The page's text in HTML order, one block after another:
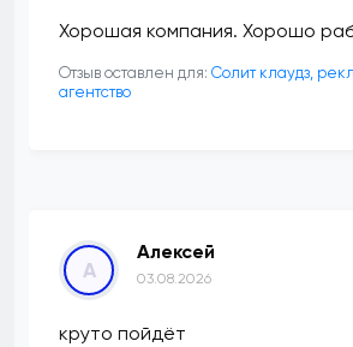
Хорошая компания. Хорошо
Отзыв оставлен для: Солит клаудз,
агентство
А
Алексей
03.08.2026
круто пойдёт